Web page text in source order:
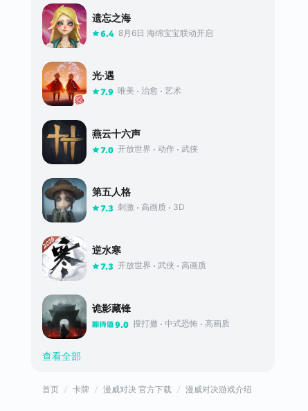
遗忘之海
6.4 8月6日 海绵宝宝联动开启
光·遇
7.9 唯美 治愈 艺术
燕云十六声
7.0 开放世界 动作 武侠
第五人格
7.3 刺激 高画质 3D
逆水寒
7.3 开放世界 武侠 高画质
诡影藏锋
9.0 搜打撤 中式恐怖 高画质
查看全部
首页 卡牌 漫威对决 官方下载 漫威对决游戏介绍